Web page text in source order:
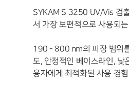
SYKAM S 3250 UV/Vis 검
서 가장 보편적으로 사용되
190 - 800 nm의 파장 범위
도, 안정적인 베이스라인, 낮
용자에게 최적화된 사용 경